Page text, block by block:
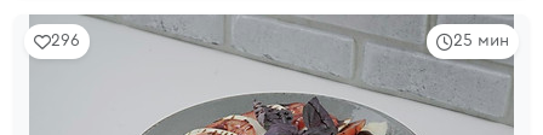
25 мин
296